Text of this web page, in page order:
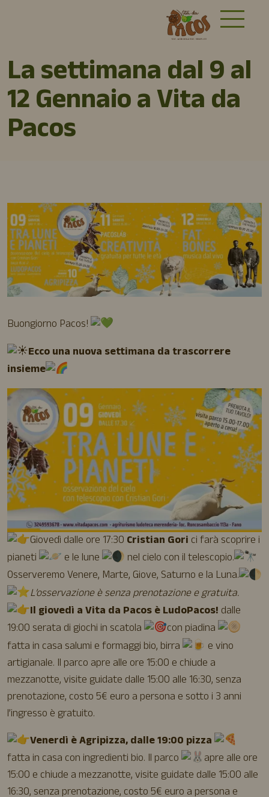
La settimana dal 9 al
12 Gennaio a Vita da
Pacos
Buongiorno Pacos!
Ecco una nuova settimana da trascorrere
insieme
Giovedì dalle ore 17:30 Cristian Gori ci farà scoprire i
pianeti
e le lune
nel cielo con il telescopio.
Osserveremo Venere, Marte, Giove, Saturno e la Luna.
L’osservazione è senza prenotazione e gratuita.
Il giovedì a Vita da Pacos è LudoPacos! dalle
19:00 serata di giochi in scatola
con piadina
fatta in casa salumi e formaggi bio, birra
e vino
artigianale. Il parco apre alle ore 15:00 e chiude a
mezzanotte, visite guidate dalle 15:00 alle 16:30, senza
prenotazione, costo 5€ euro a persona e sotto i 3 anni
l’ingresso è gratuito.
Venerdì è Agripizza, dalle 19:00 pizza
fatta in casa con ingredienti bio. Il parco
apre alle ore
15:00 e chiude a mezzanotte, visite guidate dalle 15:00 alle
16:30, senza prenotazione, costo 5€ euro a persona e